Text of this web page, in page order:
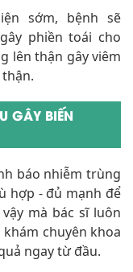
sớm, bệnh sẽ
phiền toái cho
lên thận gây viêm
GÂY BIẾN
báo nhiễm trùng
hợp - đủ mạnh để
mà bác sĩ luôn
chuyên khoa
ngay từ đầu.